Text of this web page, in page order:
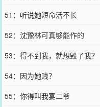
51：听说她短命活不长
52：沈豫林可真够能作的
53：得不到我，就想毁了我？
54：因为她贱？
55：你得叫我宴二爷